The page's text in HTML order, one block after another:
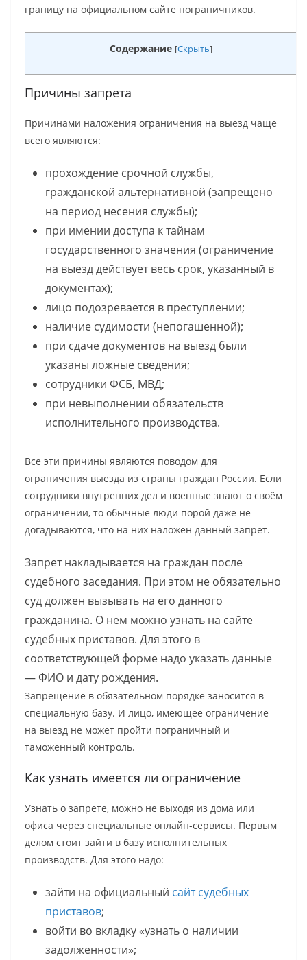
границу на официальном сайте пограничников.
Содержание [Скрыть]
Причины запрета
Причинами наложения ограничения на выезд чаще
всего являются:
прохождение срочной службы,
гражданской альтернативной (запрещено
на период несения службы);
при имении доступа к тайнам
государственного значения (ограничение
на выезд действует весь срок, указанный в
документах);
лицо подозревается в преступлении;
наличие судимости (непогашенной);
при сдаче документов на выезд были
указаны ложные сведения;
сотрудники ФСБ, МВД;
при невыполнении обязательств
исполнительного производства.
Все эти причины являются поводом для
ограничения выезда из страны граждан России. Если
сотрудники внутренних дел и военные знают о своём
ограничении, то обычные люди порой даже не
догадываются, что на них наложен данный запрет.
Запрет накладывается на граждан после
судебного заседания. При этом не обязательно
суд должен вызывать на его данного
гражданина. О нем можно узнать на сайте
судебных приставов. Для этого в
соответствующей форме надо указать данные
— ФИО и дату рождения.
Запрещение в обязательном порядке заносится в
специальную базу. И лицо, имеющее ограничение
на выезд не может пройти пограничный и
таможенный контроль.
Как узнать имеется ли ограничение
Узнать о запрете, можно не выходя из дома или
офиса через специальные онлайн-сервисы. Первым
делом стоит зайти в базу исполнительных
производств. Для этого надо:
зайти на официальный сайт судебных
приставов;
войти во вкладку «узнать о наличии
задолженности»;